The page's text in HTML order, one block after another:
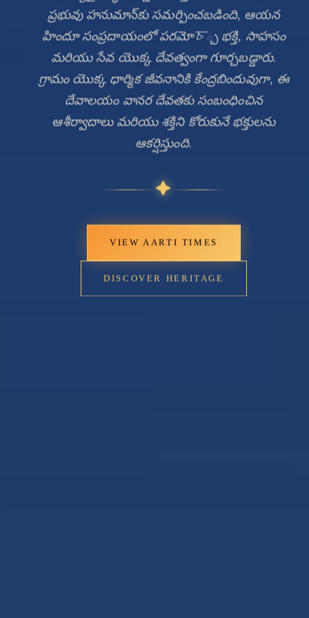
🔍
ప్రభువు హనుమాన్‌కు సమర్పించబడింది, ఆయన
హిందూ సంప్రదాయంలో పరమోচ్చ భక్తి, సాహసం
మరియు సేవ యొక్క దేవత్వంగా గూర్చబడ్డారు.
గ్రామం యొక్క ధార్మిక జీవనానికి కేంద్రబిందువుగా, ఈ
దేవాలయం వానర దేవతకు సంబంధించిన
ఆశీర్వాదాలు మరియు శక్తిని కోరుకునే భక్తులను
ఆకర్షిస్తుంది.
✦
VIEW AARTI TIMES
DISCOVER HERITAGE